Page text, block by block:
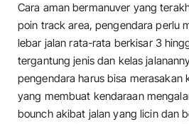
Cara aman bermanuver yang
poin track area, pengendara perlu
lebar jalan rata-rata berkisar 3
tergantung jenis dan kelas
pengendara harus bisa merasakan
yang membuat kendaraan
bounch akibat jalan yang licin dan